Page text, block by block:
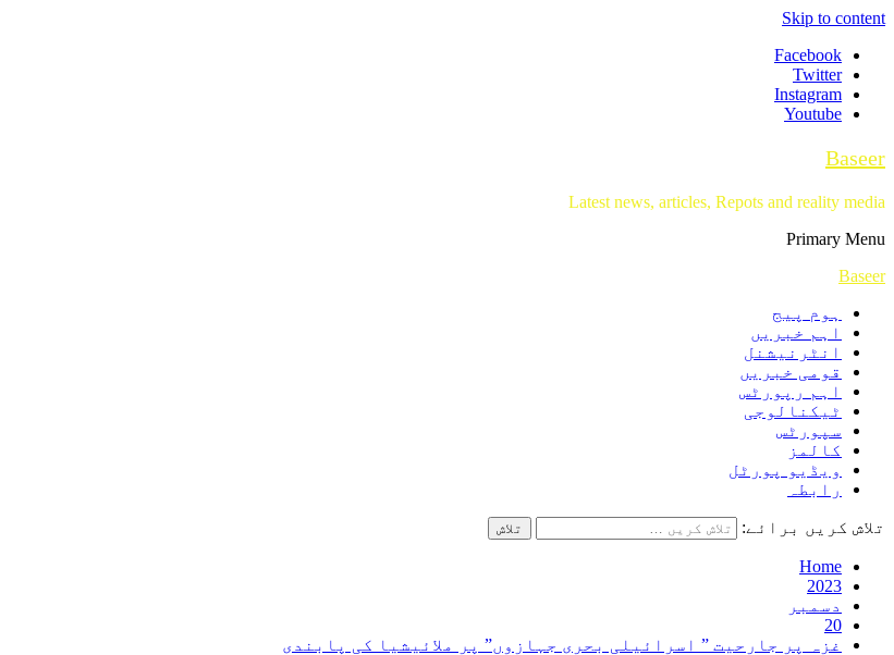
Skip to content
Facebook
Twitter
Instagram
Youtube
Baseer
Latest news, articles, Repots and reality media
Primary Menu
Baseer
ہوم پیج
اہم خبریں
انٹرنیشنل
قومی خبریں
اہم رپورٹس
ٹیکنالوجی
سپورٹس
کالمز
ویڈیو پورٹل
رابطہ
تلاش کریں برائے:
Home
2023
دسمبر
20
غزہ پر جارحیت ” اسرائیلی بحری جہازوں” پر ملائیشیا کی پابندی